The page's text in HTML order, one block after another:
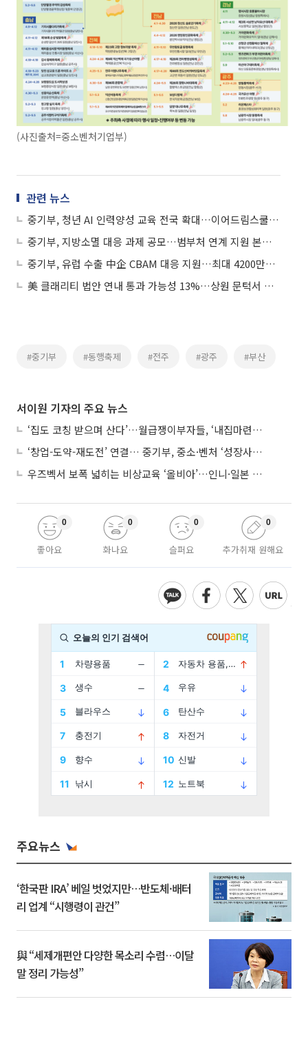
(사진출처=중소벤처기업부)
관련 뉴스
중기부, 청년 AI 인력양성 교육 전국 확대…이어드림스쿨 6기 모집
중기부, 지방소멸 대응 과제 공모…범부처 연계 지원 본격화
중기부, 유럽 수출 中企 CBAM 대응 지원…최대 4200만원 지원
美 클래리티 법안 연내 통과 가능성 13%…상원 문턱서 제동
#중기부 #동행축제 #전주 #광주 #부산
서이원 기자의 주요 뉴스
‘집도 코칭 받으며 산다’…월급쟁이부자들, ‘내집마련’ 신청 증가세
‘창업-도약-재도전’ 연결… 중기부, 중소·벤처 ‘성장사다리’ 짓는다
우즈벡서 보폭 넓히는 비상교육 ‘올비아’…인니·일본 진출 타진
좋아요
0
화나요
0
슬퍼요
0
추가취재 원해요
0
주요뉴스
‘한국판 IRA’ 베일 벗었지만…반도체·배터
리 업계 “시행령이 관건”
與 “세제개편안 다양한 목소리 수렴…이달
말 정리 가능성”